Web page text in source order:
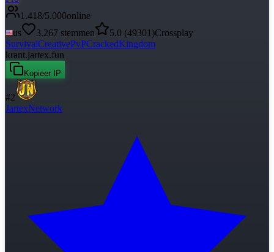
1.418/5.000online
us
3.267 stemmen 5.0 (49301 )Crossplay
SurvivalCreativePvPCrackedKingdom
krant.jartex.fun
Kopieer IP
#2
JartexNetwork